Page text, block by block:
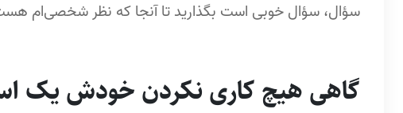
سؤال، سؤال خوبی است بگذارید تا آنجا که نظر شخصی‌ام
گاهی هیچ کاری نکردن خودش یک